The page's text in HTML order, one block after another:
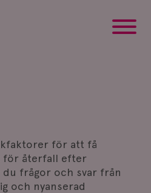
för att få
för återfall efter
frågor och svar från
och nyanserad